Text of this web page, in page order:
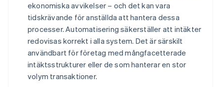
ekonomiska avvikelser – och det kan vara
tidskrävande för anställda att hantera dessa
processer. Automatisering säkerställer att intäkter
redovisas korrekt i alla system. Det är särskilt
användbart för företag med mångfacetterade
intäktsstrukturer eller de som hanterar en stor
volym transaktioner.